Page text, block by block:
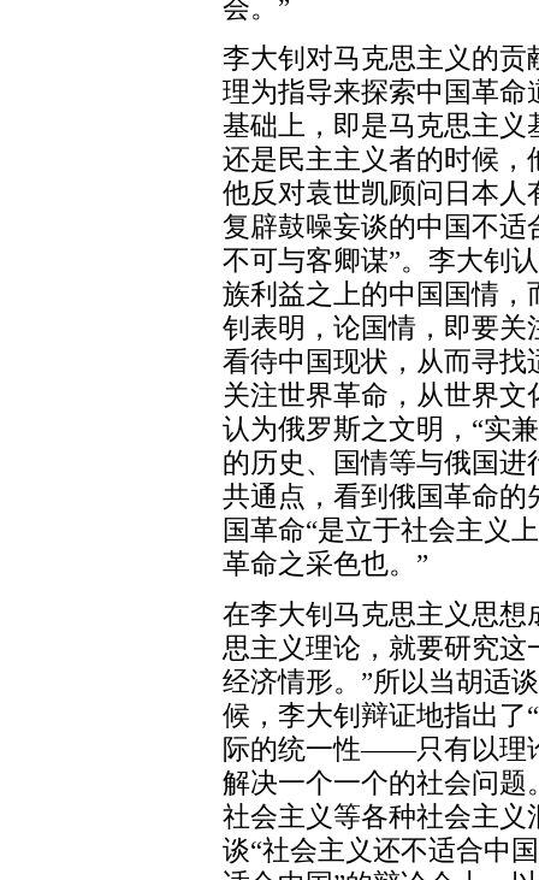
会。”
李大钊对马克思主义的
理为指导来探索中国革
基础上，即是马克思主
还是民主主义者的时候
他反对袁世凯顾问日本
复辟鼓噪妄谈的中国不适
不可与客卿谋”。李大钊
族利益之上的中国国情
钊表明，论国情，即要
看待中国现状，从而寻
关注世界革命，从世界
认为俄罗斯之文明，“实
的历史、国情等与俄国
共通点，看到俄国革命
国革命“是立于社会主义
革命之采色也。”
在李大钊马克思主义思
思主义理论，就要研究这
经济情形。”所以当胡适
候，李大钊辩证地指出了
际的统一性——只有以理
解决一个一个的社会问
社会主义等各种社会主
谈“社会主义还不适合中